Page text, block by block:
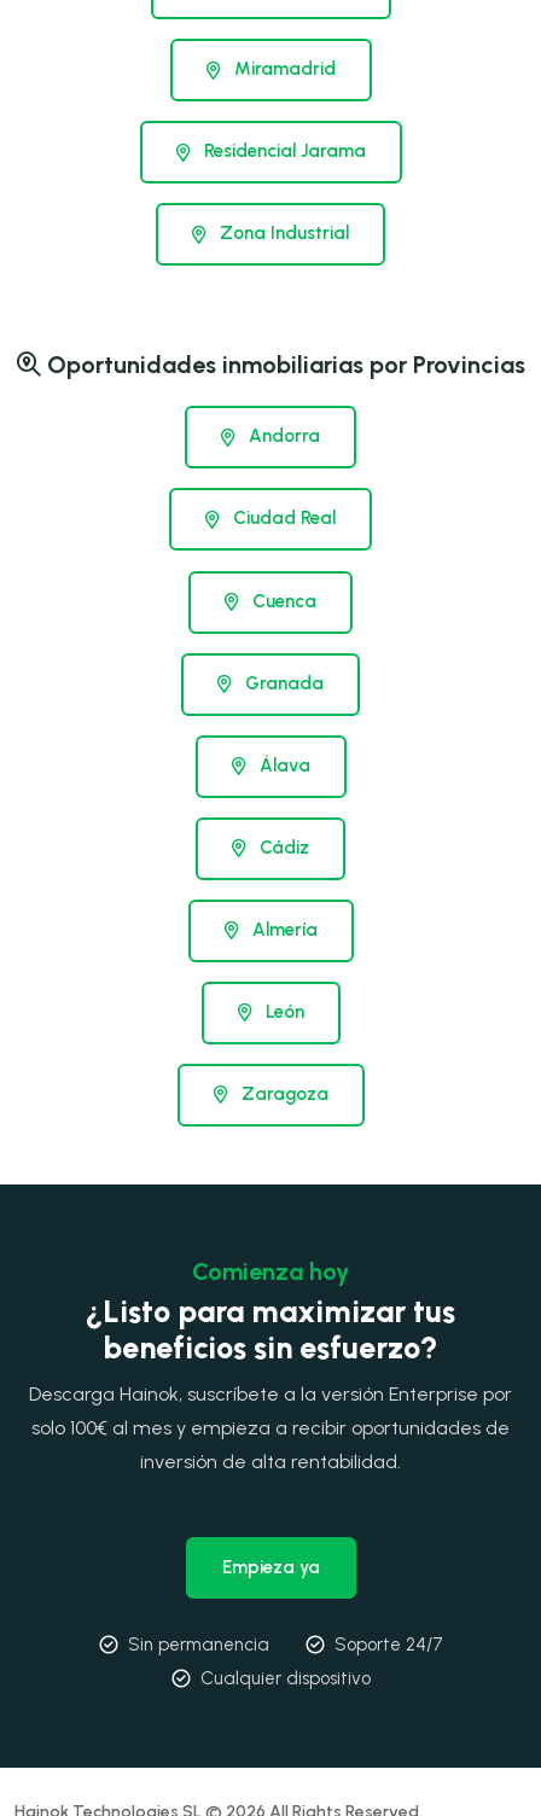
Miramadrid
Residencial Jarama
Zona Industrial
Oportunidades inmobiliarias por Provincias
Andorra
Ciudad Real
Cuenca
Granada
Álava
Cádiz
Almería
León
Zaragoza
Comienza hoy
¿Listo para maximizar tus
beneficios sin esfuerzo?
Descarga Hainok, suscríbete a la versión Enterprise por
solo 100€ al mes y empieza a recibir oportunidades de
inversión de alta rentabilidad.
Empieza ya
Sin permanencia
Soporte 24/7
Cualquier dispositivo
Hainok Technologies SL © 2026 All Rights Reserved.